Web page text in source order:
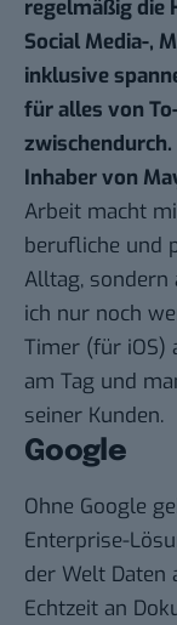
regelmäßig die
Social Media-,
inklusive
für alles von
Inhaber von
Arbeit macht
berufliche und
Alltag, sondern
ich nur noch
Timer (für iOS)
am Tag und
seiner Kunden.
Google
Ohne Google
Enterprise-
der Welt Daten
Echtzeit an